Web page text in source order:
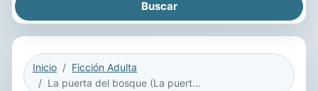
Inicio
Ficción Adulta
La puerta del bosque (La puerta del bosque 1)